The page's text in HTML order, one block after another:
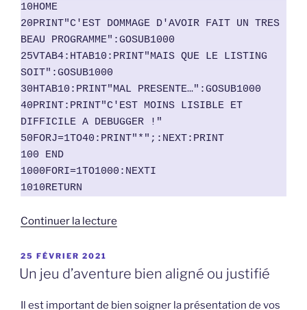
10HOME
20PRINT"C'EST DOMMAGE D'AVOIR FAIT UN TRES
BEAU PROGRAMME":GOSUB1000
25VTAB4:HTAB10:PRINT"MAIS QUE LE LISTING
SOIT":GOSUB1000
30HTAB10:PRINT"MAL PRESENTE…":GOSUB1000
40PRINT:PRINT"C'EST MOINS LISIBLE ET
DIFFICILE A DEBUGGER !"
50FORJ=1TO40:PRINT"*";:NEXT:PRINT
100 END
1000FORI=1TO1000:NEXTI
1010RETURN
Continuer la lecture
présentation
vos
PUBLIÉ
LE
25 FÉVRIER 2021
Un jeu d’aventure bien aligné ou justifié
Il est important de bien soigner la présentation de vos